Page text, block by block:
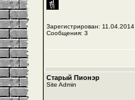
Зарегистрирован: 11.04.2014
Сообщения: 3
Старый Пионэр
Site Admin